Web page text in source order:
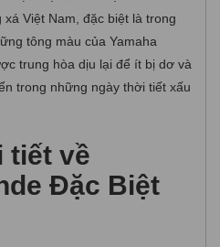
Việt Nam, đặc biệt là trong
tông màu của Yamaha
trung hòa dịu lại để ít bị dơ và
trong những ngày thời tiết xấu
tiết về
Đặc Biệt